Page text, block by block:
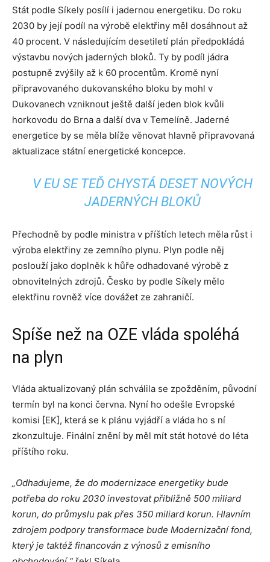
Stát podle Síkely posílí i jadernou energetiku. Do roku
2030 by její podíl na výrobě elektřiny měl dosáhnout až
40 procent. V následujícím desetiletí plán předpokládá
výstavbu nových jaderných bloků. Ty by podíl jádra
postupně zvýšily až k 60 procentům. Kromě nyní
připravovaného dukovanského bloku by mohl v
Dukovanech vzniknout ještě další jeden blok kvůli
horkovodu do Brna a další dva v Temelíně. Jaderné
energetice by se měla blíže věnovat hlavně připravovaná
aktualizace státní energetické koncepce.
V EU SE TEĎ CHYSTÁ DESET NOVÝCH
JADERNÝCH BLOKŮ
Přechodně by podle ministra v příštích letech měla růst i
výroba elektřiny ze zemního plynu. Plyn podle něj
poslouží jako doplněk k hůře odhadované výrobě z
obnovitelných zdrojů. Česko by podle Síkely mělo
elektřinu rovněž více dovážet ze zahraničí.
Spíše než na OZE vláda spoléhá
na plyn
Vláda aktualizovaný plán schválila se zpožděním, původní
termín byl na konci června. Nyní ho odešle Evropské
komisi [EK], která se k plánu vyjádří a vláda ho s ní
zkonzultuje. Finální znění by měl mít stát hotové do léta
příštího roku.
„Odhadujeme, že do modernizace energetiky bude
potřeba do roku 2030 investovat přibližně 500 miliard
korun, do průmyslu pak přes 350 miliard korun. Hlavním
zdrojem podpory transformace bude Modernizační fond,
který je taktéž financován z výnosů z emisního